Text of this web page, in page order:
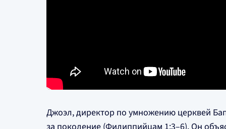
Джоэл, директор по умножению церквей
за поколение (Филиппийцам 1:3–6). Он